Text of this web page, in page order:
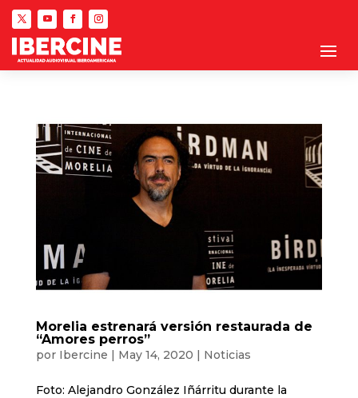
Morelia estrenará versión restaurada de
“Amores perros”
por Ibercine | May 14, 2020 | Noticias
Foto: Alejandro González Iñárritu durante la